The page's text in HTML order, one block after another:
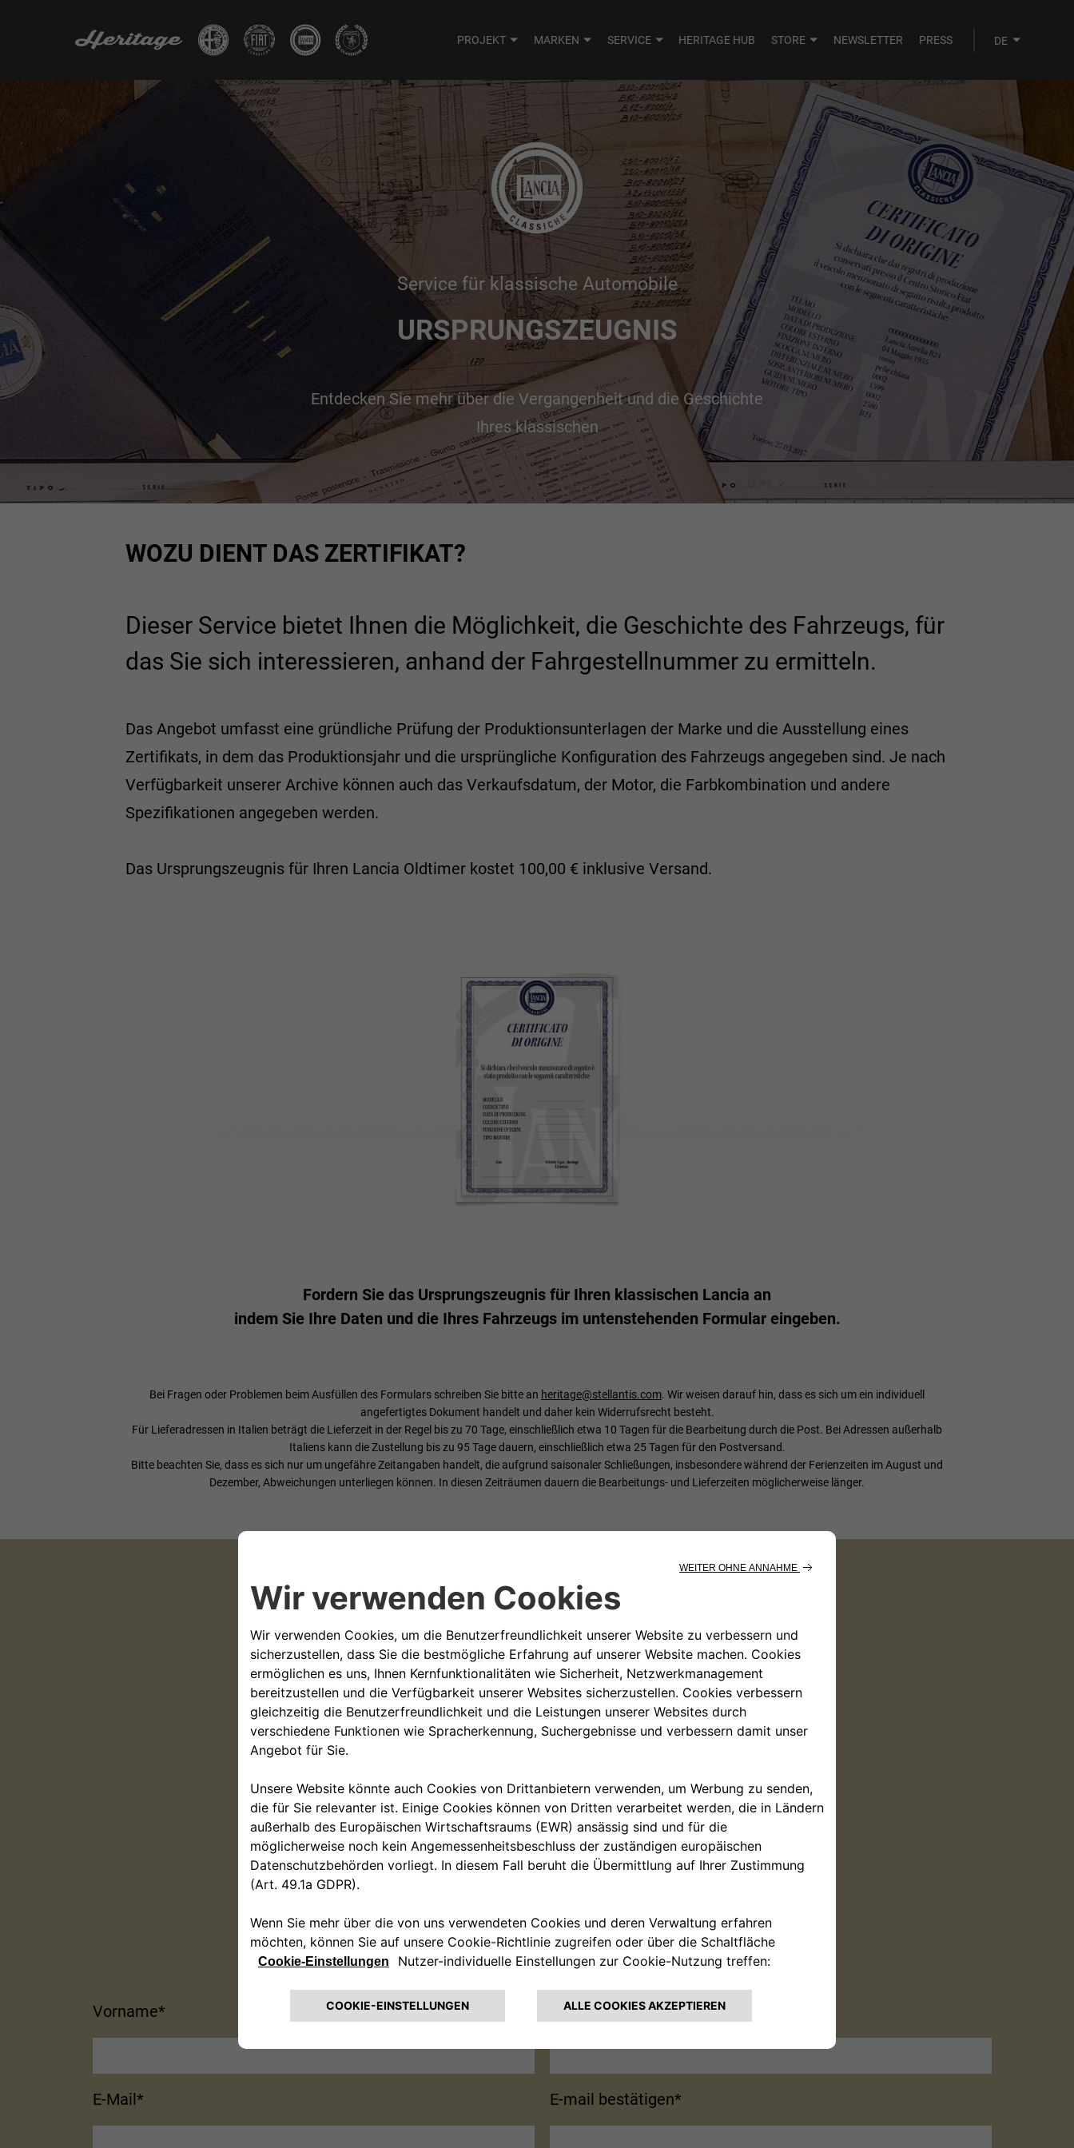
PROJEKT MARKEN SERVICE HERITAGE HUB STORE NEWSLETTER PRESS
Service für klassische Automobile
URSPRUNGSZEUGNIS
Entdecken Sie mehr über die Vergangenheit und die Geschichte
Ihres klassischen
WOZU DIENT DAS ZERTIFIKAT?
Dieser Service bietet Ihnen die Möglichkeit, die Geschichte des Fahrzeugs, für
das Sie sich interessieren, anhand der Fahrgestellnummer zu ermitteln.
Das Angebot umfasst eine gründliche Prüfung der Produktionsunterlagen der Marke und die Ausstellung eines
Zertifikats, in dem das Produktionsjahr und die ursprüngliche Konfiguration des Fahrzeugs angegeben sind. Je nach
Verfügbarkeit unserer Archive können auch das Verkaufsdatum, der Motor, die Farbkombination und andere
Spezifikationen angegeben werden.
Das Ursprungszeugnis für Ihren Lancia Oldtimer kostet 100,00 € inklusive Versand.
Fordern Sie das Ursprungszeugnis für Ihren klassischen Lancia an
indem Sie Ihre Daten und die Ihres Fahrzeugs im untenstehenden Formular eingeben.
Bei Fragen oder Problemen beim Ausfüllen des Formulars schreiben Sie bitte an heritage@stellantis.com. Wir weisen darauf hin, dass es sich um ein individuell
angefertigtes Dokument handelt und daher kein Widerrufsrecht besteht.
Für Lieferadressen in Italien beträgt die Lieferzeit in der Regel bis zu 70 Tage, einschließlich etwa 10 Tagen für die Bearbeitung durch die Post. Bei Adressen außerhalb
Italiens kann die Zustellung bis zu 95 Tage dauern, einschließlich etwa 25 Tagen für den Postversand.
Bitte beachten Sie, dass es sich nur um ungefähre Zeitangaben handelt, die aufgrund saisonaler Schließungen, insbesondere während der Ferienzeiten im August und
Dezember, Abweichungen unterliegen können. In diesen Zeiträumen dauern die Bearbeitungs- und Lieferzeiten möglicherweise länger.
Füllen Sie das Formular mit Ihren Daten aus
Scegli la country
Germany
Modell
Vorname* Nachname*
E-Mail* E-mail bestätigen*